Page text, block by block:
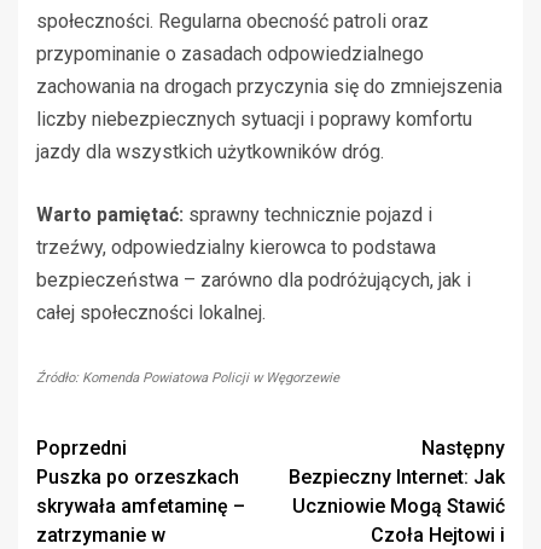
społeczności. Regularna obecność patroli oraz
przypominanie o zasadach odpowiedzialnego
zachowania na drogach przyczynia się do zmniejszenia
liczby niebezpiecznych sytuacji i poprawy komfortu
jazdy dla wszystkich użytkowników dróg.
Warto pamiętać: sprawny technicznie pojazd i
trzeźwy, odpowiedzialny kierowca to podstawa
bezpieczeństwa – zarówno dla podróżujących, jak i
całej społeczności lokalnej.
Źródło: Komenda Powiatowa Policji w Węgorzewie
Zobacz
wpisy
Poprzedni
Puszka po orzeszkach
skrywała amfetaminę –
zatrzymanie w
Następny
Bezpieczny Internet: Jak
Uczniowie Mogą Stawić
Czoła Hejtowi i